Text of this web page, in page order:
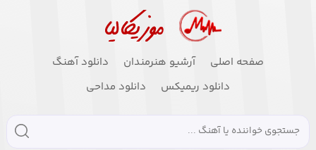
صفحه اصلی آرشیو هنرمندان
دانلود آهنگ
دانلود ریمیکس
دانلود مداحی